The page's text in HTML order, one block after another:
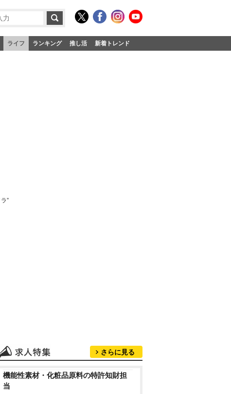
ライフ ランキング 推し活 新着トレンド
”
さらに見る
機能性素材・化粧品原料の特許知財担
当